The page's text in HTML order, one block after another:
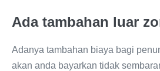
Ada tambahan luar
Adanya tambahan biaya bagi
akan anda bayarkan tidak